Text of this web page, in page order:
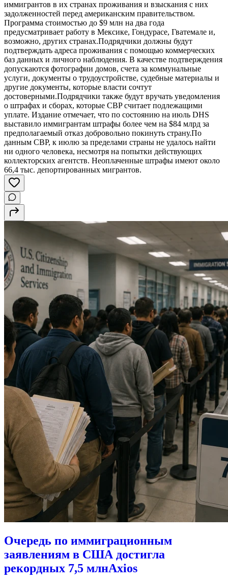
иммигрантов в их странах проживания и взыскания с них
задолженностей перед американским правительством.
Программа стоимостью до $9 млн на два года
предусматривает работу в Мексике, Гондурасе, Гватемале и,
возможно, других странах.Подрядчики должны будут
подтверждать адреса проживания с помощью коммерческих
баз данных и личного наблюдения. В качестве подтверждения
допускаются фотографии домов, счета за коммунальные
услуги, документы о трудоустройстве, судебные материалы и
другие документы, которые власти сочтут
достоверными.Подрядчики также будут вручать уведомления
о штрафах и сборах, которые CBP считает подлежащими
уплате. Издание отмечает, что по состоянию на июль DHS
выставило иммигрантам штрафы более чем на $84 млрд за
предполагаемый отказ добровольно покинуть страну.По
данным CBP, к июлю за пределами страны не удалось найти
ни одного человека, несмотря на попытки действующих
коллекторских агентств. Неоплаченные штрафы имеют около
66,4 тыс. депортированных мигрантов.
Очередь по иммиграционным
заявлениям в США достигла
рекордных 7,5 млнAxios